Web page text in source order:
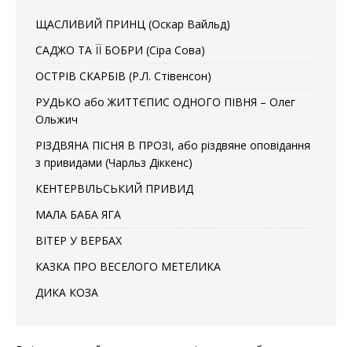
ЩАСЛИВИЙ ПРИНЦ (Оскар Вайльд)
САДЖО ТА ЇЇ БОБРИ (Сіра Сова)
ОСТРІВ СКАРБІВ (Р.Л. Стівенсон)
РУДЬКО або ЖИТТЄПИС ОДНОГО ПІВНЯ – Олег
Ольжич
РІЗДВЯНА ПІСНЯ В ПРОЗІ, або різдвяне оповідання
з привидами (Чарльз Діккенс)
КЕНТЕРВІЛЬСЬКИЙ ПРИВИД
МАЛА БАБА ЯГА
ВІТЕР У ВЕРБАХ
КАЗКА ПРО ВЕСЕЛОГО МЕТЕЛИКА
ДИКА КОЗА